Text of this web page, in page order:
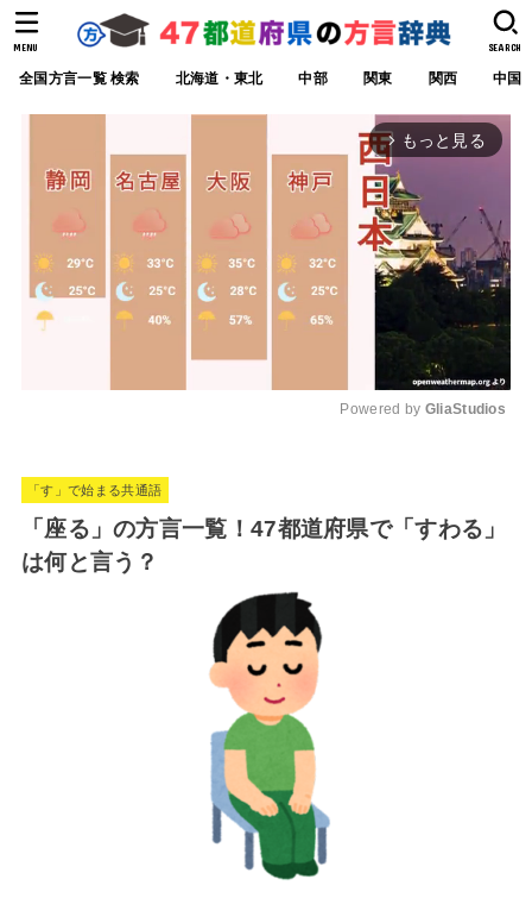
全国方言一覧 検索 北海道・東北 中部 関東 関西 中国
SEARCH
MENU
arrow_forward_ios もっと見る
e
Powered by GliaStudios
「す」で始まる共通語
「座る」の方言一覧！47都道府県で「すわる」
は何と言う？